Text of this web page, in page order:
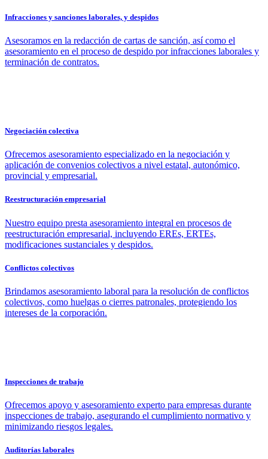
Infracciones y sanciones laborales, y despidos
Asesoramos en la redacción de cartas de sanción, así como el
asesoramiento en el proceso de despido por infracciones laborales y
terminación de contratos.
Negociación colectiva
Ofrecemos asesoramiento especializado en la negociación y
aplicación de convenios colectivos a nivel estatal, autonómico,
provincial y empresarial.
Reestructuración empresarial
Nuestro equipo presta asesoramiento integral en procesos de
reestructuración empresarial, incluyendo EREs, ERTEs,
modificaciones sustanciales y despidos.
Conflictos colectivos
Brindamos asesoramiento laboral para la resolución de conflictos
colectivos, como huelgas o cierres patronales, protegiendo los
intereses de la corporación.
Inspecciones de trabajo
Ofrecemos apoyo y asesoramiento experto para empresas durante
inspecciones de trabajo, asegurando el cumplimiento normativo y
minimizando riesgos legales.
Auditorías laborales